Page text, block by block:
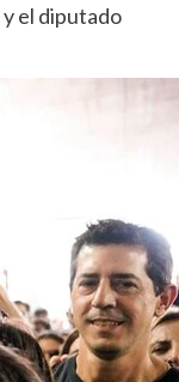
y el diputado